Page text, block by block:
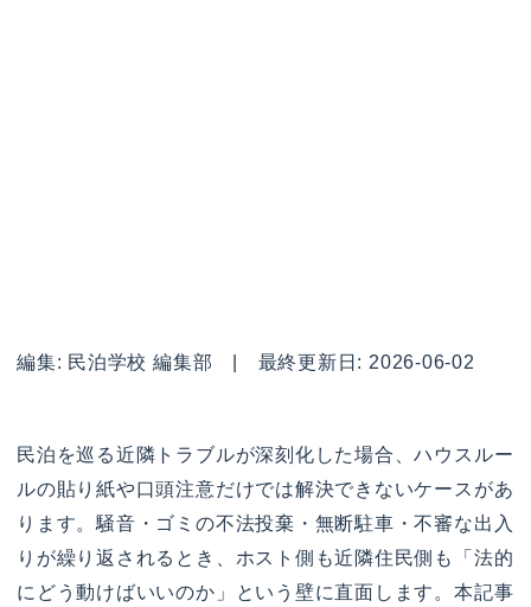
編集: 民泊学校 編集部 | 最終更新日: 2026-06-02
民泊を巡る近隣トラブルが深刻化した場合、ハウスルー
ルの貼り紙や口頭注意だけでは解決できないケースがあ
ります。騒音・ゴミの不法投棄・無断駐車・不審な出入
りが繰り返されるとき、ホスト側も近隣住民側も「法的
にどう動けばいいのか」という壁に直面します。本記事